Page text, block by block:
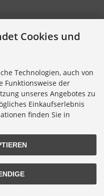
Cookies und
Technologien, auch von
Funktionsweise der
unseres Angebotes zu
Einkaufserlebnis
finden Sie in